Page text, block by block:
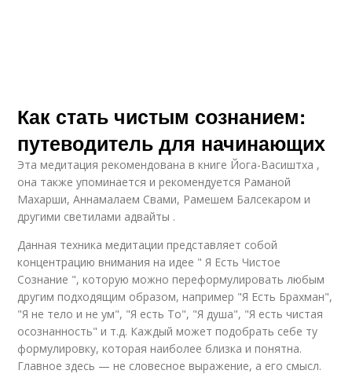
Как стать чистым сознанием:
путеводитель для начинающих
Эта медитация рекомендована в книге Йога-Васиштха ,
она также упоминается и рекомендуется Раманой
Махарши, Аннамалаем Свами, Рамешем Балсекаром и
другими светилами адвайты .
Данная техника медитации представляет собой
концентрацию внимания на идее " Я Есть Чистое
Сознание ", которую можно переформулировать любым
другим подходящим образом, например "Я Есть Брахман",
"Я не тело и не ум", "Я есть То", "Я душа", "Я есть чистая
осознанность" и т.д. Каждый может подобрать себе ту
формулировку, которая наиболее близка и понятна.
Главное здесь — не словесное выражение, а его смысл.